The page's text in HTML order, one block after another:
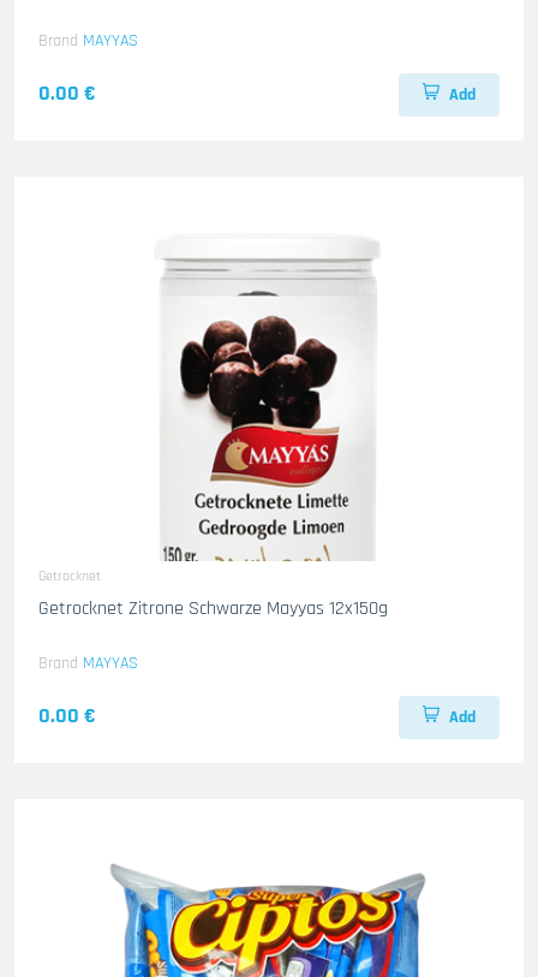
Brand MAYYAS
0.00 € Add
Getrocknet
Getrocknet Zitrone Schwarze Mayyas 12x150g
Brand MAYYAS
0.00 € Add